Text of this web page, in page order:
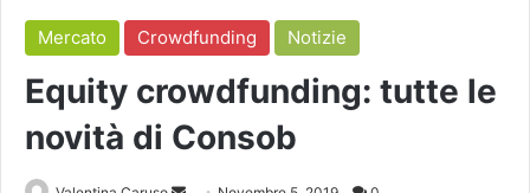
Mercato Crowdfunding Notizie
Equity crowdfunding: tutte le
novità di Consob